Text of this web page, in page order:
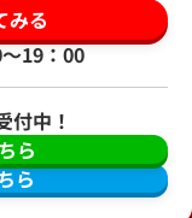
みる
19：00
付中！
ら
ら